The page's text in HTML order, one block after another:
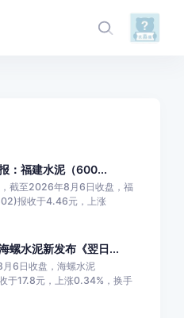
：福建水泥（600...
截至2026年8月6日收盘，福
报收于4.46元，上涨
螺水泥新发布《翌日...
6日收盘，海螺水泥
于17.8元，上涨0.34%，换手